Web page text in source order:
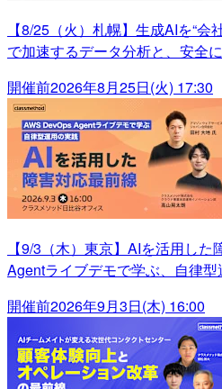
【8/25（火）札幌】生成AIを“
で加速するデータ分析と、安全
開催前2026年8月25日(火) 17:30
【9/3（木）東京】AIを活用し
Agentライブデモで学ぶ、自律
開催前2026年9月3日(木) 16:00